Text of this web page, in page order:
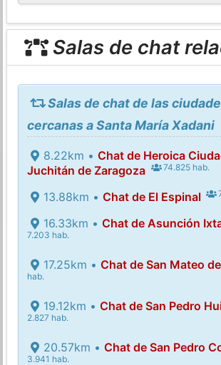
Salas de chat
Salas de chat de las
cercanas a Santa María Xadani
8.22km • Chat de Heroica
Juchitán de Zaragoza
74.825 hab.
13.88km • Chat de El Espinal
16.33km • Chat de Asunción
7.203 hab.
17.25km • Chat de San Mateo
hab.
19.12km • Chat de San Pedro
2.827 hab.
20.57km • Chat de San Pedro
3.941 hab.